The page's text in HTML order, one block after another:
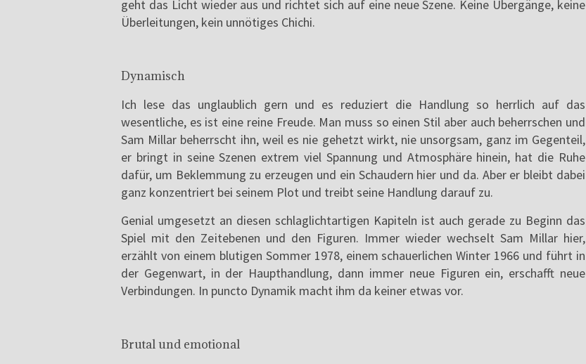
geht das Licht wieder aus und richtet sich auf eine neue Szene. Keine Übergänge, keine
Überleitungen, kein unnötiges Chichi.
Dynamisch
Ich lese das unglaublich gern und es reduziert die Handlung so herrlich auf das
wesentliche, es ist eine reine Freude. Man muss so einen Stil aber auch beherrschen und
Sam Millar beherrscht ihn, weil es nie gehetzt wirkt, nie unsorgsam, ganz im Gegenteil,
er bringt in seine Szenen extrem viel Spannung und Atmosphäre hinein, hat die Ruhe
dafür, um Beklemmung zu erzeugen und ein Schaudern hier und da. Aber er bleibt dabei
ganz konzentriert bei seinem Plot und treibt seine Handlung darauf zu.
Genial umgesetzt an diesen schlaglichtartigen Kapiteln ist auch gerade zu Beginn das
Spiel mit den Zeitebenen und den Figuren. Immer wieder wechselt Sam Millar hier,
erzählt von einem blutigen Sommer 1978, einem schauerlichen Winter 1966 und führt in
der Gegenwart, in der Haupthandlung, dann immer neue Figuren ein, erschafft neue
Verbindungen. In puncto Dynamik macht ihm da keiner etwas vor.
Brutal und emotional